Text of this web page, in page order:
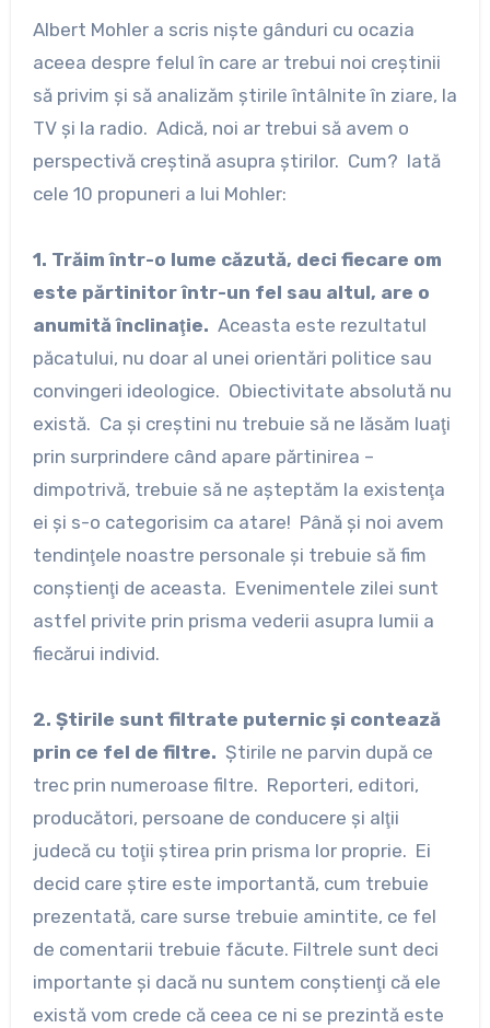
Albert Mohler a scris nişte gânduri cu ocazia
aceea despre felul în care ar trebui noi creştinii
să privim şi să analizăm ştirile întâlnite în ziare, la
TV şi la radio. Adică, noi ar trebui să avem o
perspectivă creştină asupra ştirilor. Cum? Iată
cele 10 propuneri a lui Mohler:
1. Trăim într-o lume căzută, deci fiecare om
este părtinitor într-un fel sau altul, are o
anumită înclinaţie. Aceasta este rezultatul
păcatului, nu doar al unei orientări politice sau
convingeri ideologice. Obiectivitate absolută nu
există. Ca şi creştini nu trebuie să ne lăsăm luaţi
prin surprindere când apare părtinirea –
dimpotrivă, trebuie să ne aşteptăm la existenţa
ei şi s-o categorisim ca atare! Până şi noi avem
tendinţele noastre personale şi trebuie să fim
conştienţi de aceasta. Evenimentele zilei sunt
astfel privite prin prisma vederii asupra lumii a
fiecărui individ.
2. Ştirile sunt filtrate puternic şi contează
prin ce fel de filtre. Ştirile ne parvin după ce
trec prin numeroase filtre. Reporteri, editori,
producători, persoane de conducere şi alţii
judecă cu toţii ştirea prin prisma lor proprie. Ei
decid care ştire este importantă, cum trebuie
prezentată, care surse trebuie amintite, ce fel
de comentarii trebuie făcute. Filtrele sunt deci
importante şi dacă nu suntem conştienţi că ele
există vom crede că ceea ce ni se prezintă este